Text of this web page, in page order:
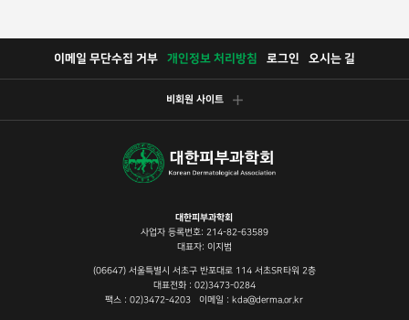
이메일 무단수집 거부 개인정보 처리방침 로그인 오시는 길
비회원 사이트
대한피부과학회
사업자 등록번호: 214-82-63589
대표자: 이지범
(06647) 서울특별시 서초구 반포대로 114 서초SR타워 2층
대표전화 : 02)3473-0284
팩스 : 02)3472-4203 이메일 : kda@derma.or.kr